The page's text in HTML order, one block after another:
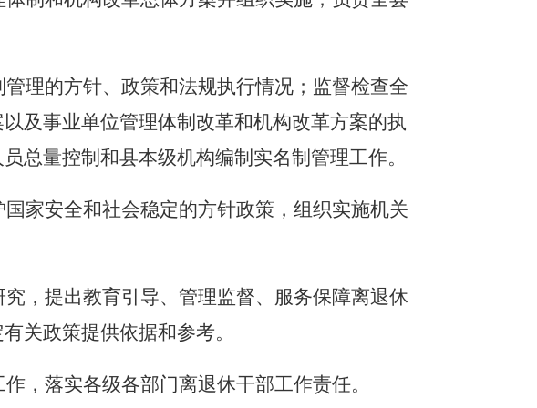
理的方针、政策和法规执行情况；监督检查全
及事业单位管理体制改革和机构改革方案的执
总量控制和县本级机构编制实名制管理工作。
家安全和社会稳定的方针政策，组织实施机关
，提出教育引导、管理监督、服务保障离退休
关政策提供依据和参考。
，落实各级各部门离退休干部工作责任。